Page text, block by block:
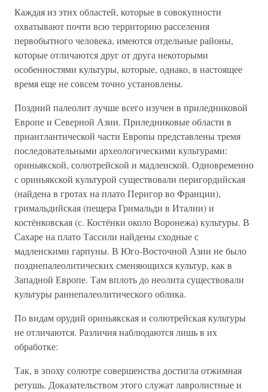
Каждая из этих областей, которые в совокупности
охватывают почти всю территорию расселения
первобытного человека, имеются отдельные районы,
которые отличаются друг от друга некоторыми
особенностями культуры, которые, однако, в настоящее
время еще не совсем точно установлены.
Поздний палеолит лучше всего изучен в приледниковой
Европе и Северной Азии. Приледниковые области в
приантлантической части Европы представлены тремя
последовательными археологическими культурами:
ориньякской, солютрейской и мадленской. Одновременно
с ориньякской культурой существовали перигордийская
(найдена в гротах на плато Перигор во Франции),
гримальдийская (пещера Гримальди в Италии) и
костёнковская (с. Костёнки около Воронежа) культуры. В
Сахаре на плато Тассили найдены сходные с
мадленскими гарпуны. В Юго-Восточной Азии не было
позднепалеолитических сменяющихся культур, как в
Западной Европе. Там вплоть до неолита существовали
культуры раннепалеолитического облика.
По видам орудий ориньякская и солютрейская культуры
не отличаются. Различия наблюдаются лишь в их
обработке:
Так, в эпоху солютре совершенства достигла отжимная
ретушь. Доказательством этого служат лавролистные и